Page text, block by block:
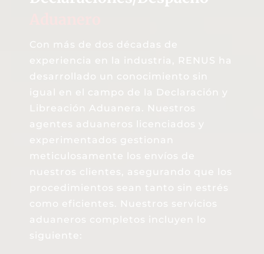
Con más de dos décadas de
experiencia en la industria, RENUS ha
desarrollado un conocimiento sin
igual en el campo de la Declaración y
Libreación Aduanera. Nuestros
agentes aduaneros licenciados y
experimentados gestionan
meticulosamente los envíos de
nuestros clientes, asegurando que los
procedimientos sean tanto sin estrés
como eficientes. Nuestros servicios
aduaneros completos incluyen lo
siguiente: